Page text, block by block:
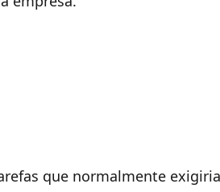
que normalmente